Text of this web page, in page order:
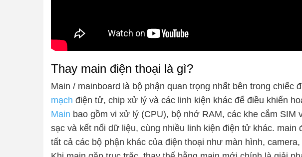
Thay main điện thoại là gì?
Main / mainboard là bộ phận quan trọng nhất bên trong chiếc
mạch điện tử, chip xử lý và các linh kiện khác để điều khiển
Main bao gồm vi xử lý (CPU), bộ nhớ RAM, các khe cắm SIM
sạc và kết nối dữ liệu, cùng nhiều linh kiện điện tử khác. main
tất cả các bộ phận khác của điện thoại như màn hình, camera,